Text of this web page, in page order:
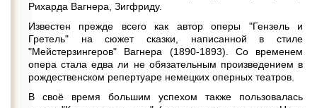
Рихарда Вагнера, Зигфриду.
Известен прежде всего как автор оперы "Гензель и
Гретель" на сюжет сказки, написанной в стиле
"Мейстерзингеров" Вагнера (1890-1893). Со временем
опера стала едва ли не обязательным произведением в
рождественском репертуаре немецких оперных театров.
В своё время большим успехом также пользовалась